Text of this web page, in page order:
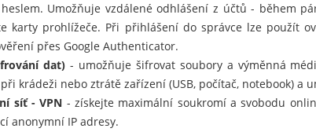
Umožňuje vzdálené odhlášení z účtů - během
karty prohlížeče. Při přihlášení do správce lze použít
přes Google Authenticator.
dat)- umožňuje šifrovat soubory a výměnná
krádeži nebo ztrátě zařízení (USB, počítač, notebook) a
síť - VPN - získejte maximální soukromí a svobodu
anonymní IP adresy.